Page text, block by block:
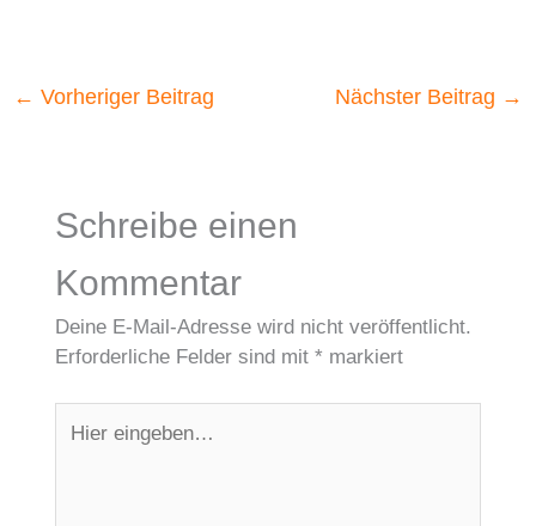
← Vorheriger Beitrag Nächster Beitrag →
Schreibe einen
Kommentar
Deine E-Mail-Adresse wird nicht veröffentlicht.
Erforderliche Felder sind mit * markiert
eingeben…